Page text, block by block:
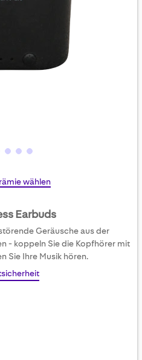
Skip
beginning
of
the
images
gallery
wählen
Earbuds
Geräusche aus der
- koppeln Sie die Kopfhörer mit
Sie Ihre Musik hören.